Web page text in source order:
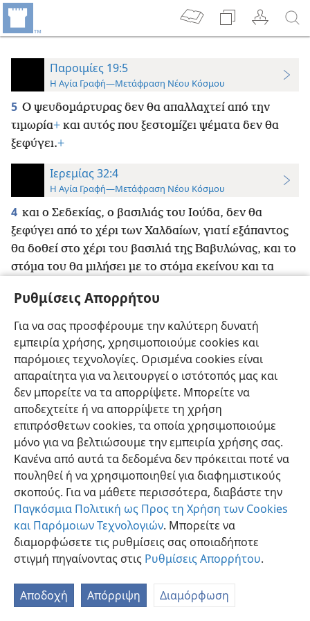
Ρυθμίσεις Απορρήτου
Για να σας προσφέρουμε την καλύτερη δυνατή
εμπειρία χρήσης, χρησιμοποιούμε cookies και
παρόμοιες τεχνολογίες. Ορισμένα cookies είναι
απαραίτητα για να λειτουργεί ο ιστότοπός μας και
δεν μπορείτε να τα απορρίψετε. Μπορείτε να
αποδεχτείτε ή να απορρίψετε τη χρήση
επιπρόσθετων cookies, τα οποία χρησιμοποιούμε
μόνο για να βελτιώσουμε την εμπειρία χρήσης σας.
Κανένα από αυτά τα δεδομένα δεν πρόκειται ποτέ να
πουληθεί ή να χρησιμοποιηθεί για διαφημιστικούς
σκοπούς. Για να μάθετε περισσότερα, διαβάστε την
Παγκόσμια Πολιτική ως Προς τη Χρήση των Cookies
και Παρόμοιων Τεχνολογιών. Μπορείτε να
διαμορφώσετε τις ρυθμίσεις σας οποιαδήποτε
στιγμή πηγαίνοντας στις Ρυθμίσεις Απορρήτου.
Αποδοχή Απόρριψη Διαμόρφωση
Παροιμίες 19:5
Η Αγία Γραφή—Μετάφραση Νέου Κόσμου
5 Ο ψευδομάρτυρας δεν θα απαλλαχτεί από την
τιμωρία+ και αυτός που ξεστομίζει ψέματα δεν θα
ξεφύγει.+
Ιερεμίας 32:4
Η Αγία Γραφή—Μετάφραση Νέου Κόσμου
4 και ο Σεδεκίας, ο βασιλιάς του Ιούδα, δεν θα
ξεφύγει από το χέρι των Χαλδαίων, γιατί εξάπαντος
θα δοθεί στο χέρι του βασιλιά της Βαβυλώνας, και το
στόμα του θα μιλήσει με το στόμα εκείνου και τα
Ελληνική Προτιμήσεις
Copyright© 2026 Watch Tower Bible and Tract Society of Pennsylvania
Πολιτική Απορρήτου
Ρυθμίσεις Απορρήτου
JW.ORG
Σύνδεση